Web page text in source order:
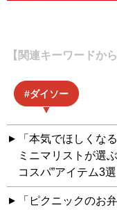
【関連キーワードか
ダイソー
「本気でほしくな
ミニマリストが選
コスパ”アイテム3選
「ピクニックのお